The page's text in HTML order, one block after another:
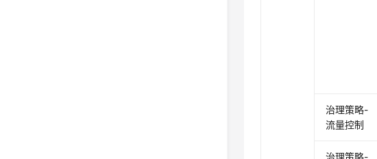
治理策略-
流量控制
治理策略-